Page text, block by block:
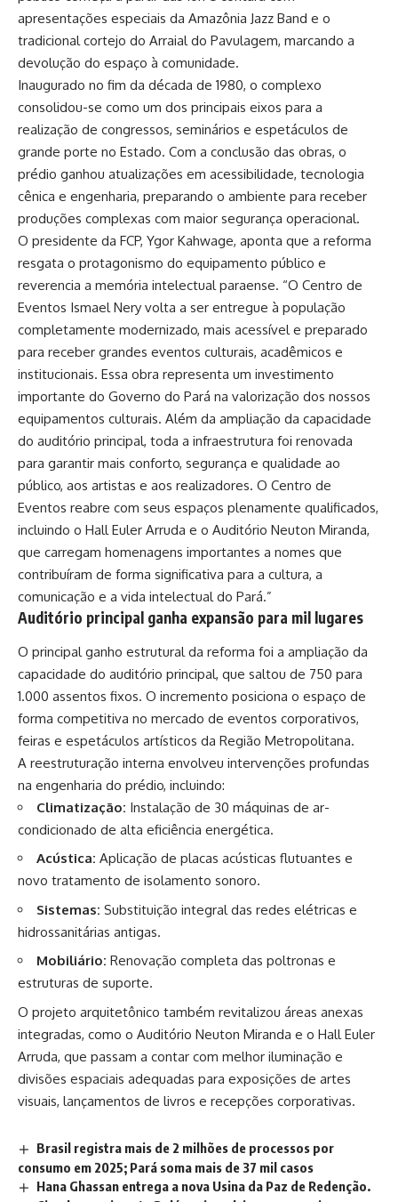
apresentações especiais da Amazônia Jazz Band e o
tradicional cortejo do Arraial do Pavulagem, marcando a
devolução do espaço à comunidade.
Inaugurado no fim da década de 1980, o complexo
consolidou-se como um dos principais eixos para a
realização de congressos, seminários e espetáculos de
grande porte no Estado. Com a conclusão das obras, o
prédio ganhou atualizações em acessibilidade, tecnologia
cênica e engenharia, preparando o ambiente para receber
produções complexas com maior segurança operacional.
O presidente da FCP, Ygor Kahwage, aponta que a reforma
resgata o protagonismo do equipamento público e
reverencia a memória intelectual paraense. “O Centro de
Eventos Ismael Nery volta a ser entregue à população
completamente modernizado, mais acessível e preparado
para receber grandes eventos culturais, acadêmicos e
institucionais. Essa obra representa um investimento
importante do Governo do Pará na valorização dos nossos
equipamentos culturais. Além da ampliação da capacidade
do auditório principal, toda a infraestrutura foi renovada
para garantir mais conforto, segurança e qualidade ao
público, aos artistas e aos realizadores. O Centro de
Eventos reabre com seus espaços plenamente qualificados,
incluindo o Hall Euler Arruda e o Auditório Neuton Miranda,
que carregam homenagens importantes a nomes que
contribuíram de forma significativa para a cultura, a
comunicação e a vida intelectual do Pará.”
Auditório principal ganha expansão para mil lugares
O principal ganho estrutural da reforma foi a ampliação da
capacidade do auditório principal, que saltou de 750 para
1.000 assentos fixos. O incremento posiciona o espaço de
forma competitiva no mercado de eventos corporativos,
feiras e espetáculos artísticos da Região Metropolitana.
A reestruturação interna envolveu intervenções profundas
na engenharia do prédio, incluindo:
Climatização: Instalação de 30 máquinas de ar-
condicionado de alta eficiência energética.
Acústica: Aplicação de placas acústicas flutuantes e
novo tratamento de isolamento sonoro.
Sistemas: Substituição integral das redes elétricas e
hidrossanitárias antigas.
Mobiliário: Renovação completa das poltronas e
estruturas de suporte.
O projeto arquitetônico também revitalizou áreas anexas
integradas, como o Auditório Neuton Miranda e o Hall Euler
Arruda, que passam a contar com melhor iluminação e
divisões espaciais adequadas para exposições de artes
visuais, lançamentos de livros e recepções corporativas.
Brasil registra mais de 2 milhões de processos por
consumo em 2025; Pará soma mais de 37 mil casos
Hana Ghassan entrega a nova Usina da Paz de Redenção.